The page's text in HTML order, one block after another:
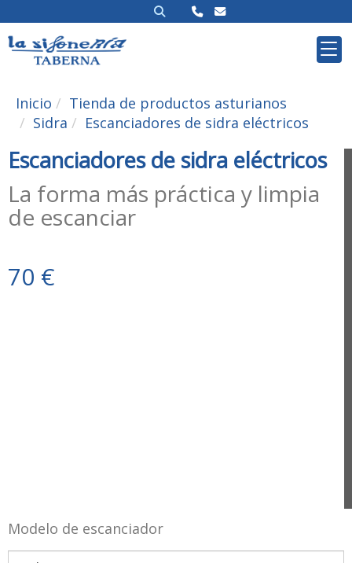
Inicio
Tienda de productos asturianos
Sidra
Escanciadores de sidra eléctricos
Escanciadores de sidra eléctricos
La forma más práctica y limpia
de escanciar
70 €
Modelo de escanciador